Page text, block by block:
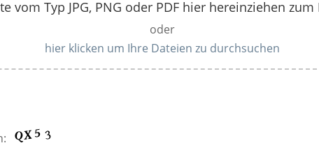
vom Typ JPG, PNG oder PDF hier hereinziehen
oder
hier klicken um Ihre Dateien zu durchsuchen